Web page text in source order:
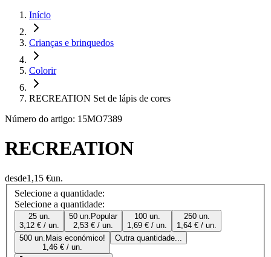
Início
Crianças e brinquedos
Colorir
RECREATION Set de lápis de cores
Número do artigo: 15MO7389
RECREATION
desde1,15 €un.
Selecione a quantidade:
Selecione a quantidade:
25 un.
3,12 € / un.
50 un. Popular
2,53 € / un.
100 un.
1,69 € / un.
250 un.
1,64 € / un.
500 un. Mais económico!
1,46 € / un.
Outra quantidade...